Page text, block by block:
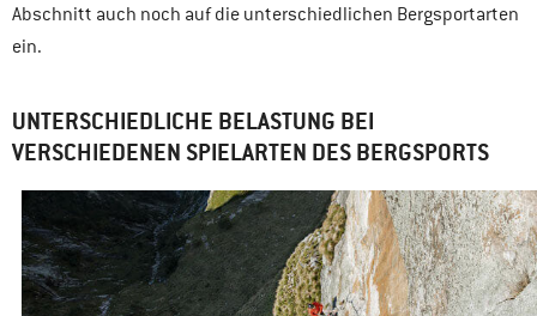
Abschnitt auch noch auf die unterschiedlichen Bergsportarten
ein.
UNTERSCHIEDLICHE BELASTUNG BEI
VERSCHIEDENEN SPIELARTEN DES BERGSPORTS